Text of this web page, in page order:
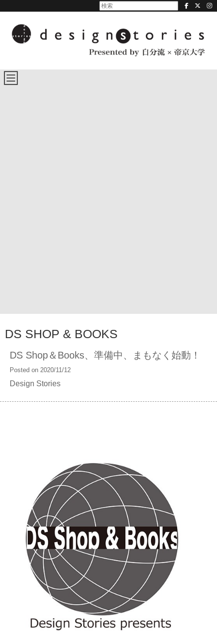
DS SHOP & BOOKS
DS Shop＆Books、準備中、まもなく始動！
Posted on 2020/11/12
Design Stories